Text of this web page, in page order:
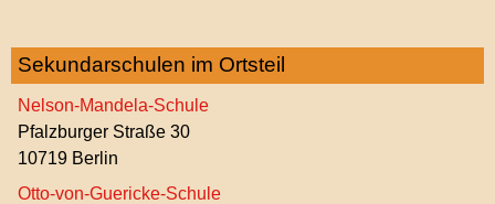
Sekundarschulen im Ortsteil
Nelson-Mandela-Schule
Pfalzburger Straße 30
10719 Berlin
Otto-von-Guericke-Schule